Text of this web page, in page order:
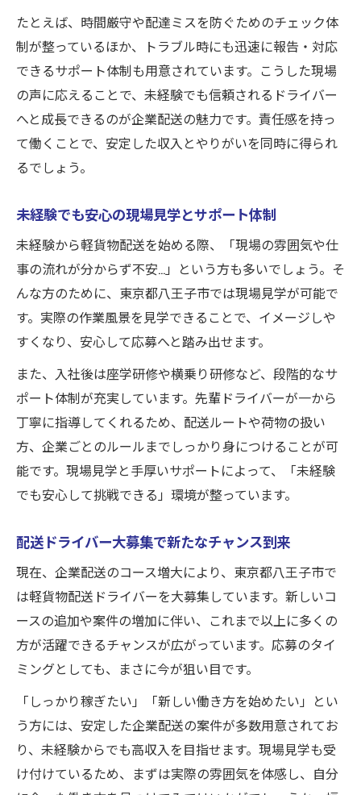
たとえば、時間厳守や配達ミスを防ぐためのチェック体
制が整っているほか、トラブル時にも迅速に報告・対応
できるサポート体制も用意されています。こうした現場
の声に応えることで、未経験でも信頼されるドライバー
へと成長できるのが企業配送の魅力です。責任感を持っ
て働くことで、安定した収入とやりがいを同時に得られ
るでしょう。
未経験でも安心の現場見学とサポート体制
未経験から軽貨物配送を始める際、「現場の雰囲気や仕
事の流れが分からず不安…」という方も多いでしょう。そ
んな方のために、東京都八王子市では現場見学が可能で
す。実際の作業風景を見学できることで、イメージしや
すくなり、安心して応募へと踏み出せます。
また、入社後は座学研修や横乗り研修など、段階的なサ
ポート体制が充実しています。先輩ドライバーが一から
丁寧に指導してくれるため、配送ルートや荷物の扱い
方、企業ごとのルールまでしっかり身につけることが可
能です。現場見学と手厚いサポートによって、「未経験
でも安心して挑戦できる」環境が整っています。
配送ドライバー大募集で新たなチャンス到来
現在、企業配送のコース増大により、東京都八王子市で
は軽貨物配送ドライバーを大募集しています。新しいコ
ースの追加や案件の増加に伴い、これまで以上に多くの
方が活躍できるチャンスが広がっています。応募のタイ
ミングとしても、まさに今が狙い目です。
「しっかり稼ぎたい」「新しい働き方を始めたい」とい
う方には、安定した企業配送の案件が多数用意されてお
り、未経験からでも高収入を目指せます。現場見学も受
け付けているため、まずは実際の雰囲気を体感し、自分